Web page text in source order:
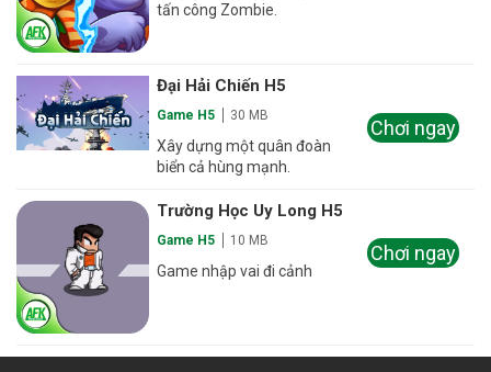
tấn công Zombie.
Đại Hải Chiến H5
Game H5 30 MB
Xây dựng một quân đoàn
biển cả hùng mạnh.
Chơi ngay
Trường Học Uy Long H5
Game H5 10 MB
Game nhập vai đi cảnh
Chơi ngay